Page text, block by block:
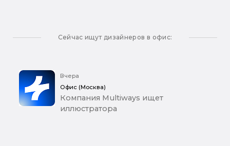
Сейчас ищут дизайнеров в офис:
Вчера
Офис (Москва)
Компания Multiways ищет
иллюстратора